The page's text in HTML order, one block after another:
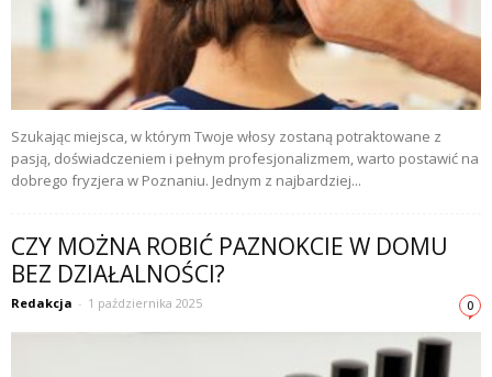
Szukając miejsca, w którym Twoje włosy zostaną potraktowane z
pasją, doświadczeniem i pełnym profesjonalizmem, warto postawić na
dobrego fryzjera w Poznaniu. Jednym z najbardziej...
CZY MOŻNA ROBIĆ PAZNOKCIE W DOMU
BEZ DZIAŁALNOŚCI?
Redakcja - 1 października 2025 0